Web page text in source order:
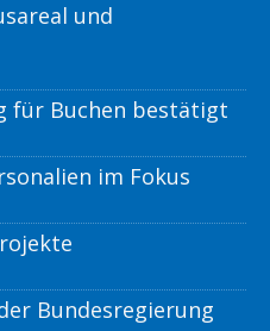
und
für Buchen bestätigt
im Fokus
Bundesregierung